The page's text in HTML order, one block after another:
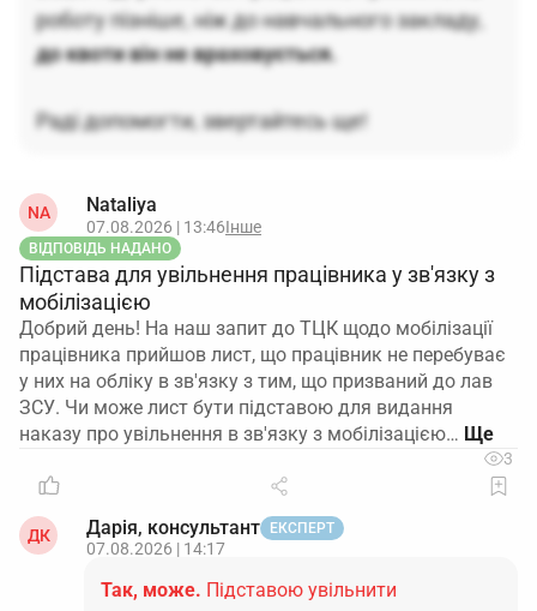
роботу пізніше, ніж до навчального закладу,
до квоти він не враховується.
Раді допомогти, звертайтесь ще!
NA Nataliya
07.08.2026 | 13:46Інше
ВІДПОВІДЬ НАДАНО
Підстава для увільнення працівника у зв'язку з
мобілізацією
Добрий день! На наш запит до ТЦК щодо мобілізації
працівника прийшов лист, що працівник не перебуває
у них на обліку в зв'язку з тим, що призваний до лав
ЗСУ. Чи може лист бути підставою для видання
наказу про увільнення в зв'язку з мобілізацією…
3
ДК Дарія, консультант ЕКСПЕРТ
07.08.2026 | 14:17
Так, може. Підставою увільнити